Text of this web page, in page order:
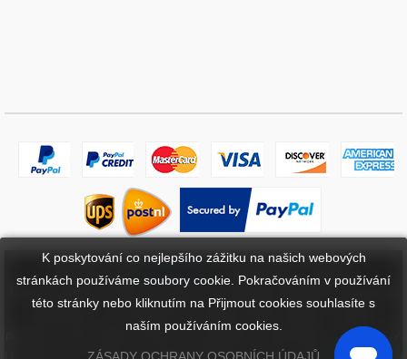
Určené ochranné známky a značky jsou majetkem příslušných vlastníků.
BaterieBuy.cz není přidružena k žádným OEM značkám. Všechny
produkty na této webové stránce jsou generické, aftermarket, náhradní díly.
K poskytování co nejlepšího zážitku na našich webových
stránkách používáme soubory cookie. Pokračováním v používání
této stránky nebo kliknutím na Přijmout cookies souhlasíte s
naším používáním cookies.